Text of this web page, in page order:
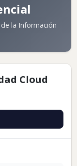
la Información
Cloud